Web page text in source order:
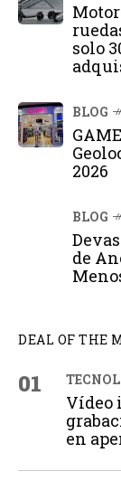
solo
BLOG
2026
BLOG
de
DEAL OF THE
01
Vídeo
en